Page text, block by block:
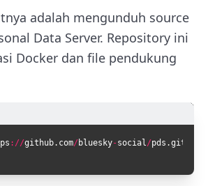
adalah mengunduh source
Data Server. Repository ini
Docker dan file pendukung
: //github. com/ bluesky-social/pds .git